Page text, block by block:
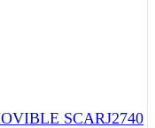
SCARJ2740